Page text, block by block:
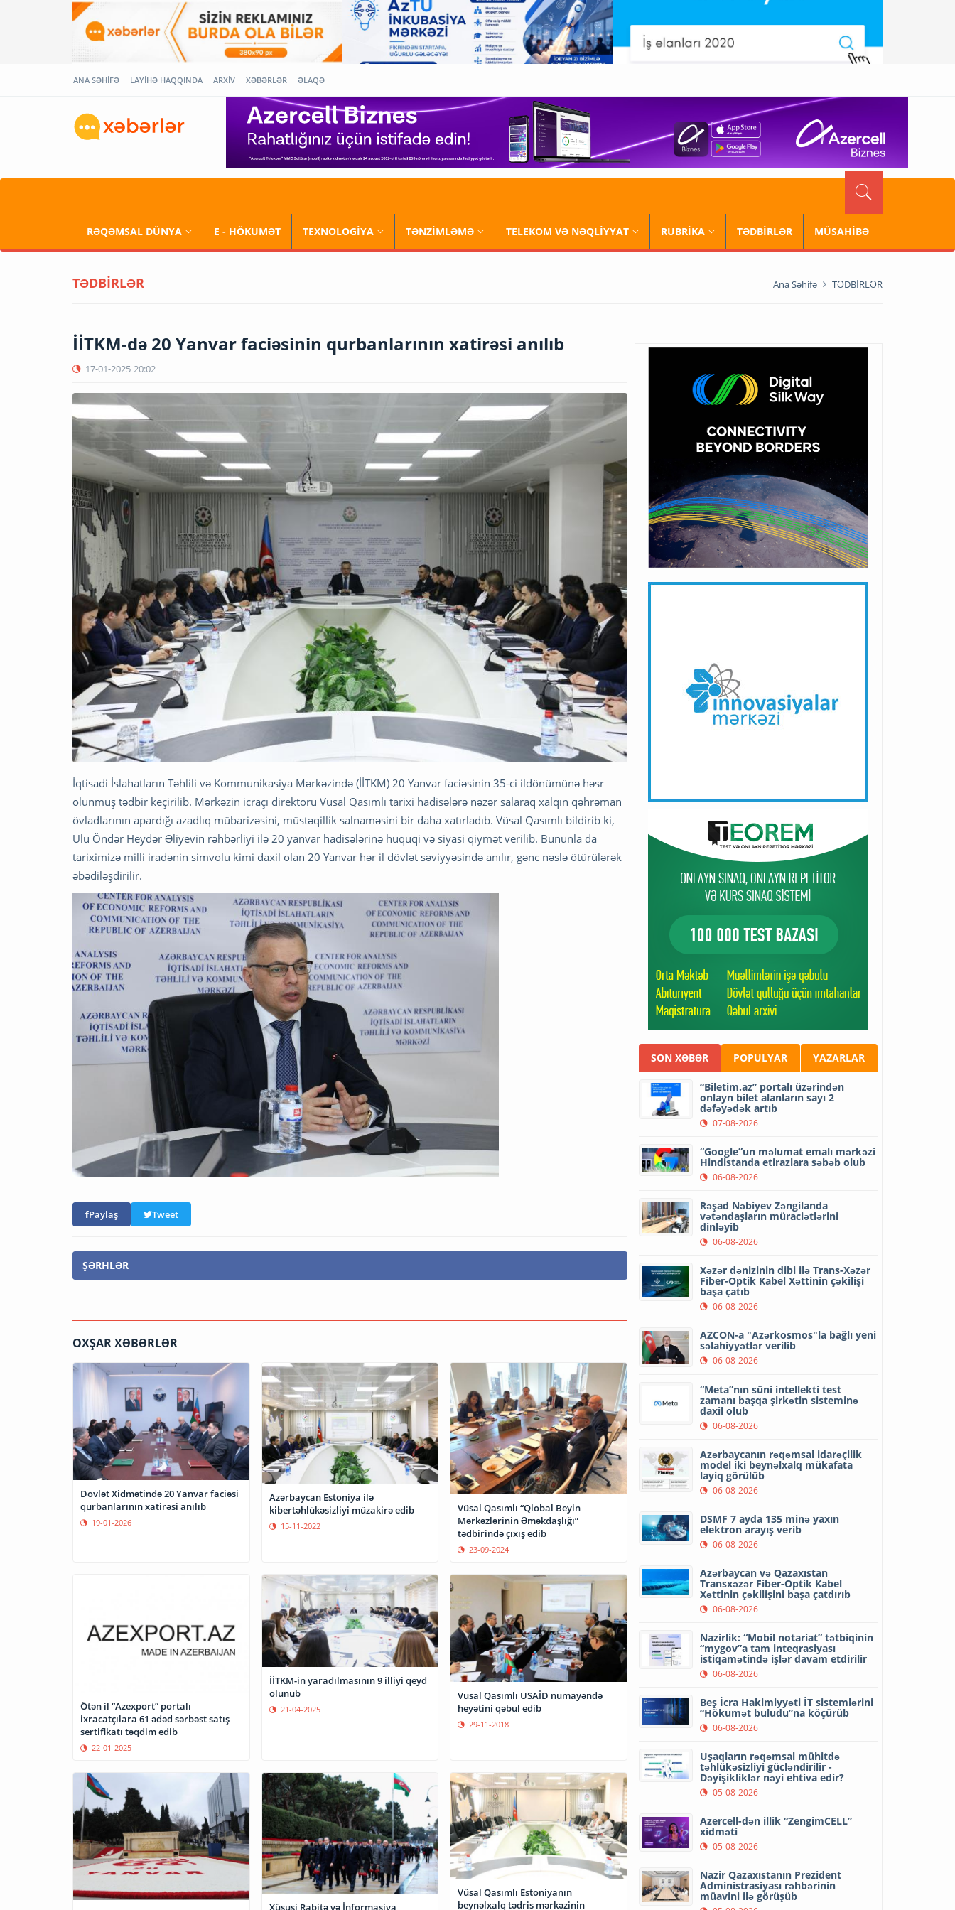
ANA SƏHİFƏ LAYİHƏ HAQQINDA ARXİV XƏBƏRLƏR ƏLAQƏ
RƏQƏMSAL DÜNYA E - HÖKUMƏT TEXNOLOGİYA TƏNZİMLƏMƏ TELEKOM VƏ NƏQLİYYAT RUBRİKA TƏDBİRLƏR MÜSAHİBƏ
TƏDBİRLƏR Ana Səhifə TƏDBİRLƏR
İİTKM-də 20 Yanvar faciəsinin qurbanlarının xatirəsi anılıb
17-01-2025 20:02
İqtisadi İslahatların Təhlili və Kommunikasiya Mərkəzində (İİTKM) 20 Yanvar faciəsinin 35-ci ildönümünə həsr
olunmuş tədbir keçirilib. Mərkəzin icraçı direktoru Vüsal Qasımlı tarixi hadisələrə nəzər salaraq xalqın qəhrəman
övladlarının apardığı azadlıq mübarizəsini, müstəqillik salnaməsini bir daha xatırladıb. Vüsal Qasımlı bildirib ki,
Ulu Öndər Heydər Əliyevin rəhbərliyi ilə 20 yanvar hadisələrinə hüquqi və siyasi qiymət verilib. Bununla da
tariximizə milli iradənin simvolu kimi daxil olan 20 Yanvar hər il dövlət səviyyəsində anılır, gənc nəslə ötürülərək
əbədiləşdirilir.
Paylaş Tweet
ŞƏRHLƏR
OXŞAR XƏBƏRLƏR
Dövlət Xidmətində 20 Yanvar faciəsi
qurbanlarının xatirəsi anılıb
19-01-2026
Azərbaycan Estoniya ilə
kibertəhlükəsizliyi müzakirə edib
15-11-2022
Vüsal Qasımlı “Qlobal Beyin
Mərkəzlərinin Əməkdaşlığı”
tədbirində çıxış edib
23-09-2024
Ötən il “Azexport” portalı
ixracatçılara 61 ədəd sərbəst satış
sertifikatı təqdim edib
22-01-2025
İİTKM-in yaradılmasının 9 illiyi qeyd
olunub
21-04-2025
Vüsal Qasımlı USAİD nümayəndə
heyətini qəbul edib
29-11-2018
Xüsusi Rabitə və İnformasiya
Vüsal Qasımlı Estoniyanın
beynəlxalq tədris mərkəzinin
SON XƏBƏR POPULYAR YAZARLAR
“Biletim.az” portalı üzərindən
onlayn bilet alanların sayı 2
dəfəyədək artıb
07-08-2026
“Google”un məlumat emalı mərkəzi
Hindistanda etirazlara səbəb olub
06-08-2026
Rəşad Nəbiyev Zəngilanda
vətəndaşların müraciətlərini
dinləyib
06-08-2026
Xəzər dənizinin dibi ilə Trans-Xəzər
Fiber-Optik Kabel Xəttinin çəkilişi
başa çatıb
06-08-2026
AZCON-a "Azərkosmos"la bağlı yeni
səlahiyyətlər verilib
06-08-2026
“Meta”nın süni intellekti test
zamanı başqa şirkətin sisteminə
daxil olub
06-08-2026
Azərbaycanın rəqəmsal idarəçilik
model iki beynəlxalq mükafata
layiq görülüb
06-08-2026
DSMF 7 ayda 135 minə yaxın
elektron arayış verib
06-08-2026
Azərbaycan və Qazaxıstan
Transxəzər Fiber-Optik Kabel
Xəttinin çəkilişini başa çatdırıb
06-08-2026
Nazirlik: “Mobil notariat” tətbiqinin
“mygov”a tam inteqrasiyası
istiqamətində işlər davam etdirilir
06-08-2026
Beş İcra Hakimiyyəti İT sistemlərini
“Hökumət buludu”na köçürüb
06-08-2026
Uşaqların rəqəmsal mühitdə
təhlükəsizliyi gücləndirilir -
Dəyişikliklər nəyi ehtiva edir?
05-08-2026
Azercell-dən illik “ZengimCELL”
xidməti
05-08-2026
Nazir Qazaxıstanın Prezident
Administrasiyası rəhbərinin
müavini ilə görüşüb